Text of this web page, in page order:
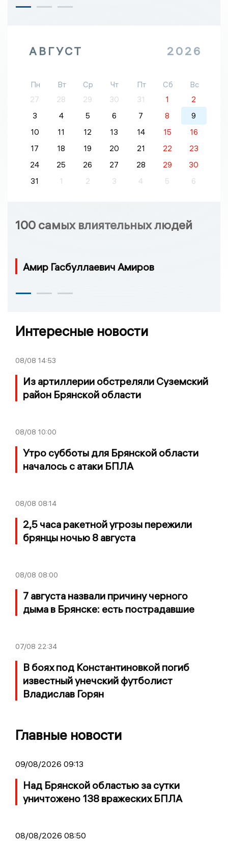
АВГУСТ 2026
Пн Вт Ср Чт Пт Сб
Вс
27
28 29 30 31 1
2
3
4 5 6 7 8
9
10
11 12 13 14 15
16
17
18 19 20 21 22
23
24
25 26 27 28 29
30
31
1 2 3 4 5 6
100 самых влиятельных людей
Амир Гасбуллаевич Амиров
Интересные новости
08/08 14:53
Из артиллерии обстреляли Суземский
район Брянской области
08/08 10:00
Утро субботы для Брянской области
началось с атаки БПЛА
08/08 08:14
2,5 часа ракетной угрозы пережили
брянцы ночью 8 августа
08/08 08:00
7 августа назвали причину черного
дыма в Брянске: есть пострадавшие
07/08 22:34
В боях под Константиновкой погиб
известный унечский футболист
Владислав Горян
Главные новости
09/08/2026 09:13
Над Брянской областью за сутки
уничтожено 138 вражеских БПЛА
08/08/2026 08:50